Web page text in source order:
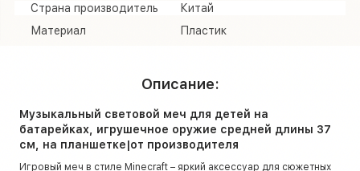
Страна производитель
Китай
Материал
Пластик
Описание:
Музыкальный световой меч для детей на
батарейках, игрушечное оружие средней длины 37
см, на планшетке|от производителя
Игровый меч в стиле Minecraft – яркий аксессуар для сюжетных